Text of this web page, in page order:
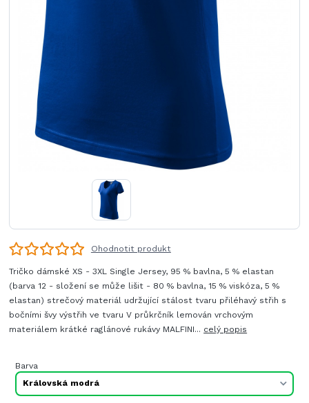
Ohodnotit produkt
Tričko dámské XS - 3XL Single Jersey, 95 % bavlna, 5 % elastan
(barva 12 - složení se může lišit - 80 % bavlna, 15 % viskóza, 5 %
elastan) strečový materiál udržující stálost tvaru přiléhavý střih s
bočními švy výstřih ve tvaru V průkrčník lemován vrchovým
materiálem krátké raglánové rukávy MALFINI... celý popis
Barva